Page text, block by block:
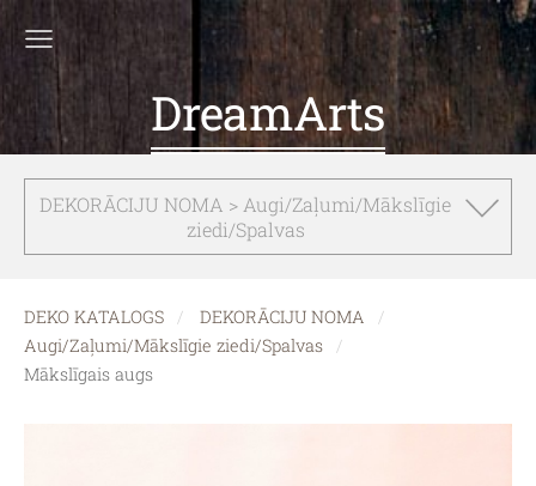
DreamArts
DEKORĀCIJU NOMA > Augi/Zaļumi/Mākslīgie
ziedi/Spalvas
DEKO KATALOGS
DEKORĀCIJU NOMA
Augi/Zaļumi/Mākslīgie ziedi/Spalvas
Mākslīgais augs